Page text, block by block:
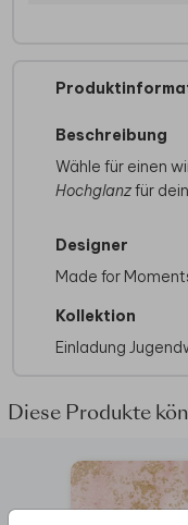
Beschreibung
Wähle für einen
Hochglanzfür
Designer
Made for
Kollektion
Einladung
Diese Produkte